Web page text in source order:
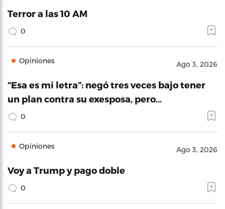
Terror a las 10 AM
0
Opiniones Ago 3, 2026
“Esa es mi letra”: negó tres veces bajo tener
un plan contra su exesposa, pero…
0
Opiniones Ago 3, 2026
Voy a Trump y pago doble
0